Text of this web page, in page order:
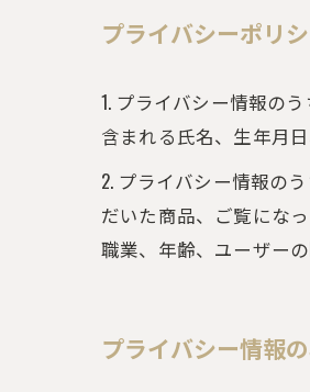
プライバシーポリ
1. プライバシー情報の
含まれる氏名、生年月
2. プライバシー情報の
だいた商品、ご覧にな
職業、年齢、ユーザー
プライバシー情報